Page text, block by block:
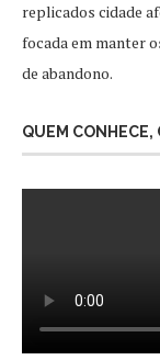
replicados cidade
focada em manter
de abandono.
QUEM CONHECE,